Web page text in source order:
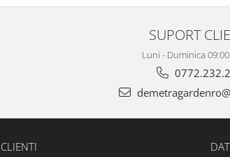
SUPORT
Luni - Duminica
CLIENTI